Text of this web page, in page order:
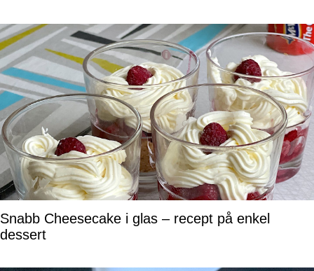
Snabb Cheesecake i glas – recept på enkel
dessert